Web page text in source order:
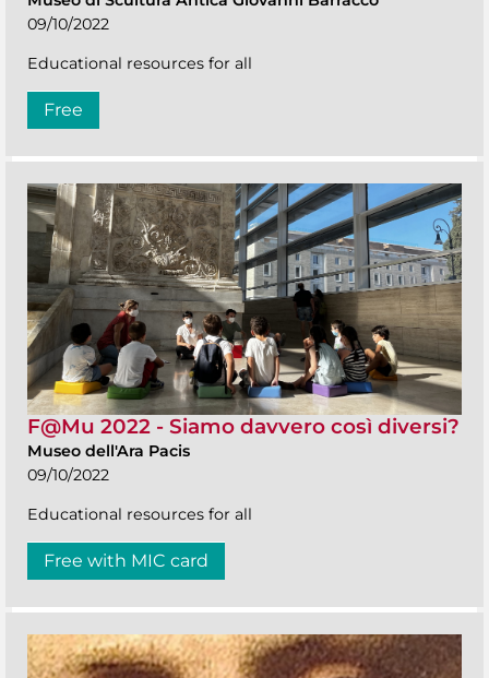
09/10/2022
Educational resources for all
Free
F@Mu 2022 - Siamo davvero così diversi?
Museo dell'Ara Pacis
09/10/2022
Educational resources for all
Free with MIC card